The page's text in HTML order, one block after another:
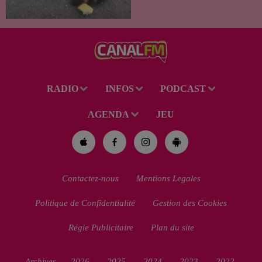
RADIO INFOS PODCAST
AGENDA JEU
Contactez-nous Mentions Legales
Politique de Confidentialité Gestion des Cookies
Régie Publicitaire Plan du site